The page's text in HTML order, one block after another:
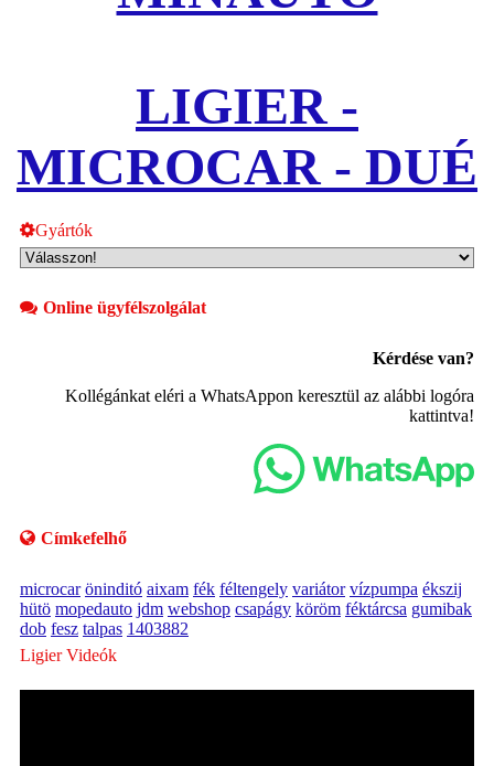
LIGIER -
MICROCAR - DUÉ
Gyártók
Online ügyfélszolgálat
Kérdése van?
Kollégánkat eléri a WhatsAppon keresztül az alábbi logóra
kattintva!
Címkefelhő
microcar öninditó aixam fék féltengely variátor vízpumpa ékszij
hütö mopedauto jdm webshop csapágy köröm féktárcsa gumibak
dob fesz talpas 1403882
Ligier Videók